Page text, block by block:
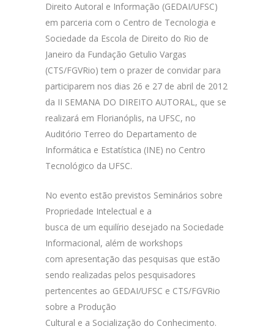
Direito Autoral e Informação (GEDAI/UFSC)
em parceria com o Centro de Tecnologia e
Sociedade da Escola de Direito do Rio de
Janeiro da Fundação Getulio Vargas
(CTS/FGVRio) tem o prazer de convidar para
participarem nos dias 26 e 27 de abril de 2012
da II SEMANA DO DIREITO AUTORAL, que se
realizará em Florianóplis, na UFSC, no
Auditório Terreo do Departamento de
Informática e Estatística (INE) no Centro
Tecnológico da UFSC.
No evento estão previstos Seminários sobre
Propriedade Intelectual e a
busca de um equilírio desejado na Sociedade
Informacional, além de workshops
com apresentação das pesquisas que estão
sendo realizadas pelos pesquisadores
pertencentes ao GEDAI/UFSC e CTS/FGVRio
sobre a Produção
Cultural e a Socialização do Conhecimento.